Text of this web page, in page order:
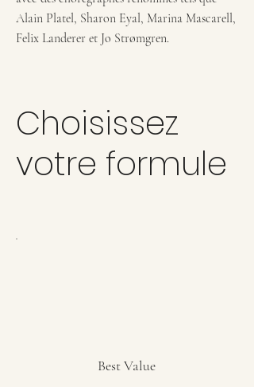
Alain Platel, Sharon Eyal, Marina Mascarell,
Felix Landerer et Jo Strømgren.
Best Value
Choisissez
votre formule